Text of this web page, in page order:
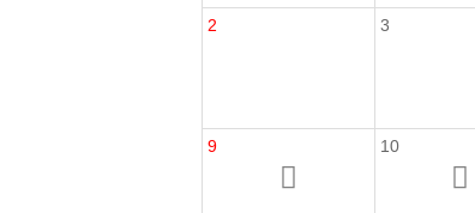
2 3
9 10